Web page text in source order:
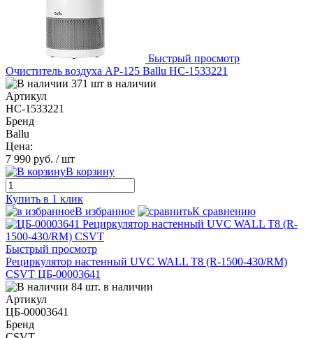
Быстрый просмотр
Очиститель воздуха AP-125 Ballu НС-1533221
371 шт в наличии
Артикул
НС-1533221
Бренд
Ballu
Цена:
7 990 руб. / шт
В корзину
Купить в 1 клик
В избранное
К сравнению
Быстрый просмотр
Рециркулятор настенный UVC WALL T8 (R-1500-430/RM)
CSVT ЦБ-00003641
84 шт. в наличии
Артикул
ЦБ-00003641
Бренд